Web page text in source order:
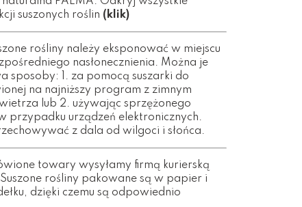
suszonych roślin (klik)
rośliny należy eksponować w miejscu
nasłonecznienia. Można je
sposoby: 1. za pomocą suszarki do
na najniższy program z zimnym
lub 2. używając sprzężonego
przypadku urządzeń elektronicznych.
z dala od wilgoci i słońca.
towary wysyłamy firmą kurierską
Suszone rośliny pakowane są w papier i
dzięki czemu są odpowiednio